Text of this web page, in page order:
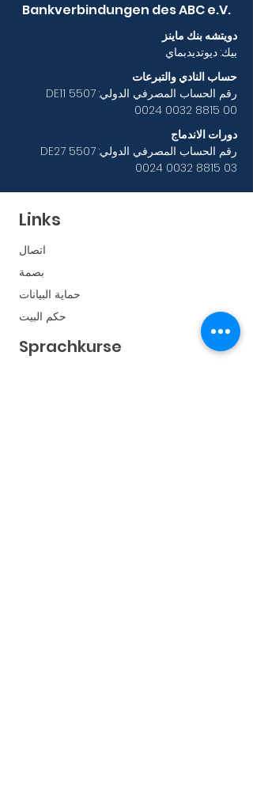
Bankverbindungen des ABC e.V.
دويتشه بنك ماينز
بيك: ديوتديدبماي
حساب النادي والتبرعات
رقم الحساب المصرفي الدولي: DE11 5507
0024 0032 8815 00
دورات الاندماج
رقم الحساب المصرفي الدولي: DE27 5507
0024 0032 8815 03
Links
اتصال
بصمة
حماية البيانات
حكم البيت
Sprachkurse